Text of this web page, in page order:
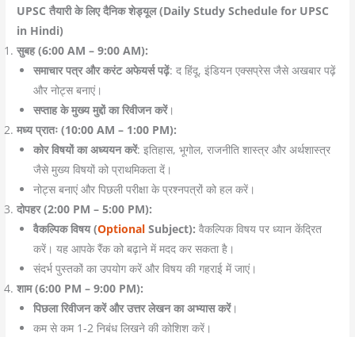
UPSC तैयारी के लिए दैनिक शेड्यूल (Daily Study Schedule for UPSC
in Hindi)
सुबह (6:00 AM – 9:00 AM):
समाचार पत्र और करंट अफेयर्स पढ़ें: द हिंदू, इंडियन एक्सप्रेस जैसे अखबार पढ़ें
और नोट्स बनाएं।
सप्ताह के मुख्य मुद्दों का रिवीजन करें।
मध्य प्रातः (10:00 AM – 1:00 PM):
कोर विषयों का अध्ययन करें: इतिहास, भूगोल, राजनीति शास्त्र और अर्थशास्त्र
जैसे मुख्य विषयों को प्राथमिकता दें।
नोट्स बनाएं और पिछली परीक्षा के प्रश्नपत्रों को हल करें।
दोपहर (2:00 PM – 5:00 PM):
वैकल्पिक विषय (Optional Subject): वैकल्पिक विषय पर ध्यान केंद्रित
करें। यह आपके रैंक को बढ़ाने में मदद कर सकता है।
संदर्भ पुस्तकों का उपयोग करें और विषय की गहराई में जाएं।
शाम (6:00 PM – 9:00 PM):
पिछला रिवीजन करें और उत्तर लेखन का अभ्यास करें।
कम से कम 1-2 निबंध लिखने की कोशिश करें।